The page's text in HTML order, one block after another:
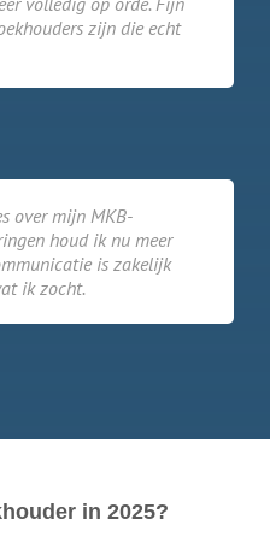
zijn die echt
over mijn MKB-
houd ik nu meer
is zakelijk
ik zocht.
in 2025?